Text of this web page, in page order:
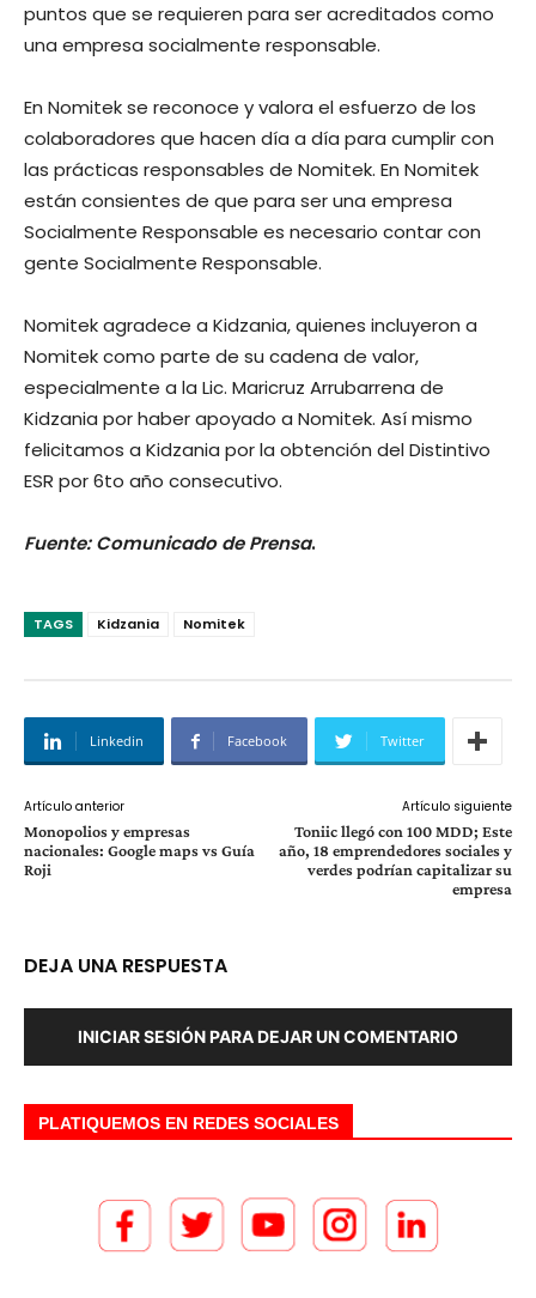
puntos que se requieren para ser acreditados como
una empresa socialmente responsable.
En Nomitek se reconoce y valora el esfuerzo de los
colaboradores que hacen día a día para cumplir con
las prácticas responsables de Nomitek. En Nomitek
están consientes de que para ser una empresa
Socialmente Responsable es necesario contar con
gente Socialmente Responsable.
Nomitek agradece a Kidzania, quienes incluyeron a
Nomitek como parte de su cadena de valor,
especialmente a la Lic. Maricruz Arrubarrena de
Kidzania por haber apoyado a Nomitek. Así mismo
felicitamos a Kidzania por la obtención del Distintivo
ESR por 6to año consecutivo.
Fuente: Comunicado de Prensa.
TAGS Kidzania Nomitek
Linkedin Facebook Twitter
Artículo anterior
Monopolios y empresas
nacionales: Google maps vs Guía
Roji
Artículo siguiente
Toniic llegó con 100 MDD; Este
año, 18 emprendedores sociales y
verdes podrían capitalizar su
empresa
DEJA UNA RESPUESTA
INICIAR SESIÓN PARA DEJAR UN COMENTARIO
PLATIQUEMOS EN REDES SOCIALES